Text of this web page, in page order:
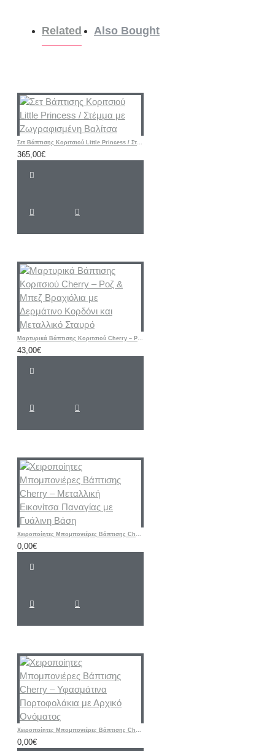
Related Also Bought
Σετ Βάπτισης Κοριτσιού Little Princess / Στέμμα με Ζωγραφισμένη Βαλίτσα
365,00€
Μαρτυρικά Βάπτισης Κοριτσιού Cherry – Ροζ & Μπεζ Βραχιόλια με Δερμάτινο Κορδόνι και Μεταλλικό Σταυρό
43,00€
Χειροποίητες Μπομπονιέρες Βάπτισης Cherry – Μεταλλική Εικονίτσα Παναγίας με Γυάλινη Βάση
0,00€
Χειροποίητες Μπομπονιέρες Βάπτισης Cherry – Υφασμάτινα Πορτοφολάκια με Αρχικό Ονόματος
0,00€